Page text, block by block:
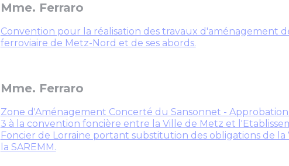
Mme. Ferraro
Convention pour la réalisation des travaux d'aménagement
ferroviaire de Metz-Nord et de ses abords.
Mme. Ferraro
Zone d'Aménagement Concerté du Sansonnet -
3 à la convention foncière entre la Ville de Metz et
Foncier de Lorraine portant substitution des obligations de la
la SAREMM.